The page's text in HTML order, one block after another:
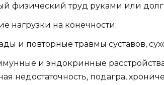
физический труд руками или
нагрузки на конечности;
и повторные травмы суставов,
и эндокринные
недостаточность, подагра,